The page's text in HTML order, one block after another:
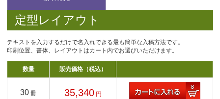
定型レイアウト
テキストを入力するだけで名入れできる最も簡単な入稿方法です。
印刷位置、書体、レイアウトはカート内でお選びいただけます。
数量 販売価格（税込）
30 冊 35,340 円